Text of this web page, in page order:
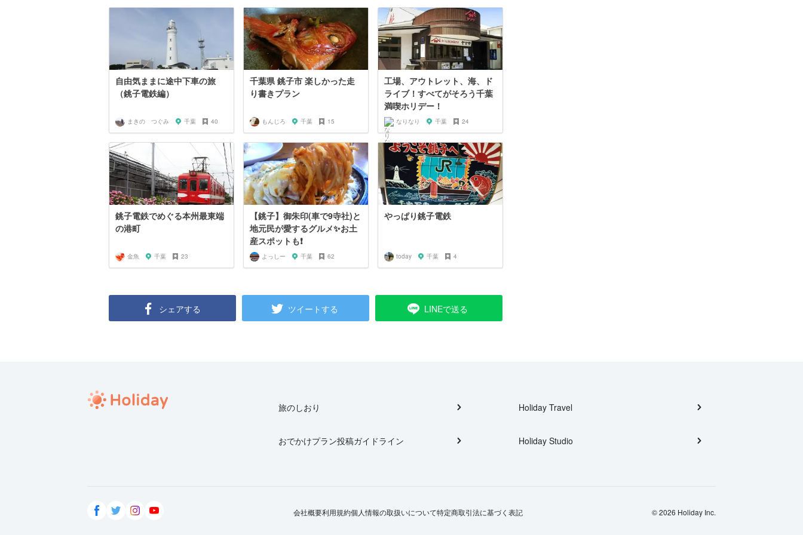
自由気ままに途中下車の旅
（銚子電鉄編）
まきの つぐみ 千葉 40
千葉県 銚子市 楽しかった走
り書きプラン
もんじろ 千葉 15
工場、アウトレット、海、ド
ライブ！すべてがそろう千葉
満喫ホリデー！
なりなり 千葉 24
銚子電鉄でめぐる本州最東端
の港町
金魚 千葉 23
【銚子】御朱印(車で9寺社)と
地元民が愛するグルメ✨お土
産スポットも❗️
よっしー 千葉 62
やっぱり銚子電鉄
today 千葉 4
シェアする ツイートする LINEで送る
旅のしおり
おでかけプラン投稿ガイドライン
Holiday Travel
Holiday Studio
会社概要利用規約個人情報の取扱いについて特定商取引法に基づく表記 © 2026 Holiday Inc.